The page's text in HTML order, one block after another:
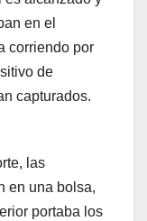
en el
corriendo por
de
capturados.
las
en una bolsa,
portaba los